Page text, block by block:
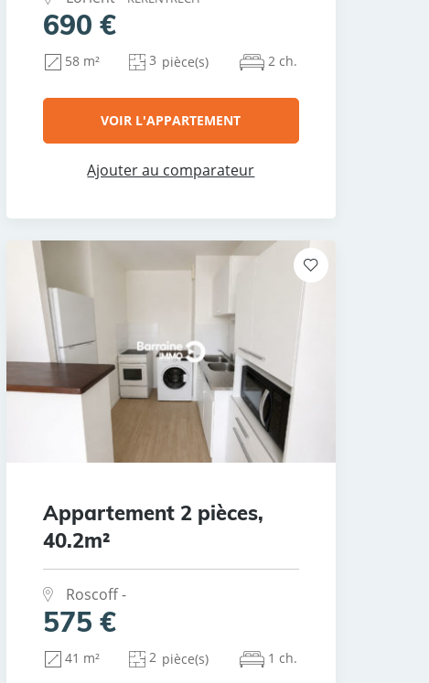
690 €
58 m² 3 pièce(s) 2 ch.
VOIR L'APPARTEMENT
Ajouter au comparateur
Appartement 2 pièces,
40.2m²
Roscoff -
575 €
41 m² 2 pièce(s) 1 ch.